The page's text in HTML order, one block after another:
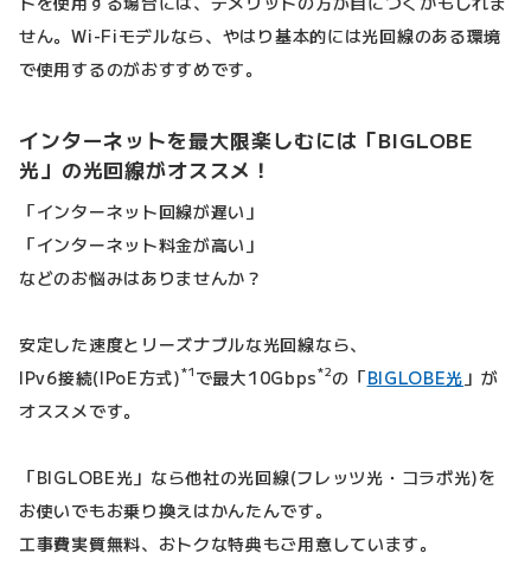
せん。Wi-Fiモデルなら、やはり基本的には光回線のある環境
で使用するのがおすすめです。
インターネットを最大限楽しむには「BIGLOBE
光」の光回線がオススメ！
「インターネット回線が遅い」
「インターネット料金が高い」
などのお悩みはありませんか？
安定した速度とリーズナブルな光回線なら、
IPv6接続(IPoE方式)*1 で最大10Gbps*2の「BIGLOBE光 」が
オススメです。
「BIGLOBE光」なら他社の光回線(フレッツ光・コラボ光)を
お使いでもお乗り換えはかんたんです。
工事費実質無料、おトクな特典もご用意しています。